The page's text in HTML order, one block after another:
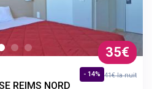
REIMS NORD
35€
- 14% 41€ la nuit